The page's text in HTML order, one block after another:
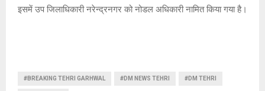
इसमें उप जिलाधिकारी नरेन्द्रनगर को नोडल अधिकारी नामित किया गया है।
#BREAKING TEHRI GARHWAL #DM NEWS TEHRI #DM TEHRI